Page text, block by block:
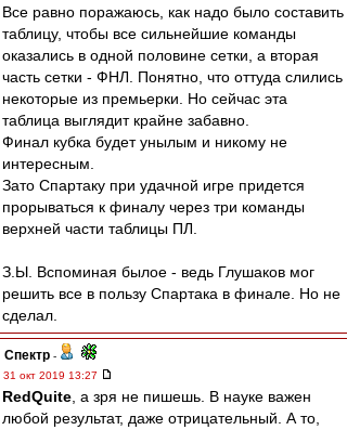
Все равно поражаюсь, как надо было составить
таблицу, чтобы все сильнейшие команды
оказались в одной половине сетки, а вторая
часть сетки - ФНЛ. Понятно, что оттуда слились
некоторые из премьерки. Но сейчас эта
таблица выглядит крайне забавно.
Финал кубка будет унылым и никому не
интересным.
Зато Спартаку при удачной игре придется
прорываться к финалу через три команды
верхней части таблицы ПЛ.
З.Ы. Вспоминая былое - ведь Глушаков мог
решить все в пользу Спартака в финале. Но не
сделал.
Спектр -
31 окт 2019 13:27
RedQuite , а зря не пишешь. В науке важен
любой результат, даже отрицательный. А то,